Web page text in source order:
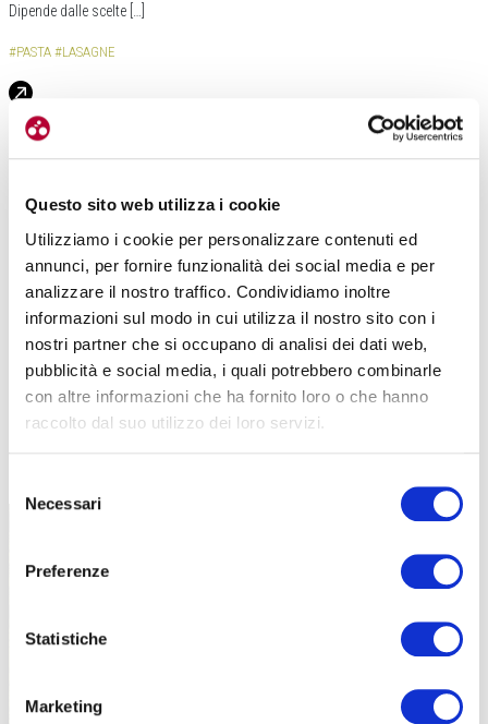
Questo sito web utilizza i cookie
Utilizziamo i cookie per personalizzare contenuti ed
annunci, per fornire funzionalità dei social media e per
analizzare il nostro traffico. Condividiamo inoltre
informazioni sul modo in cui utilizza il nostro sito con i
nostri partner che si occupano di analisi dei dati web,
pubblicità e social media, i quali potrebbero combinarle
con altre informazioni che ha fornito loro o che hanno
raccolto dal suo utilizzo dei loro servizi.
delNecessari
Preferenze
Statistiche
Marketing
Dipende dalle scelte […]
#PASTA #LASAGNE
TUTTE LE CATEGORIE DEL MAGAZINE